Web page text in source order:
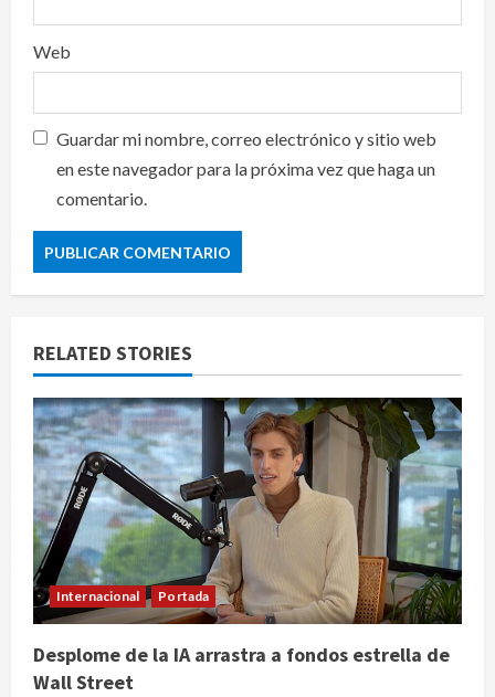
Web
Guardar mi nombre, correo electrónico y sitio web
en este navegador para la próxima vez que haga un
comentario.
RELATED STORIES
Internacional Portada
Desplome de la IA arrastra a fondos estrella de
Wall Street